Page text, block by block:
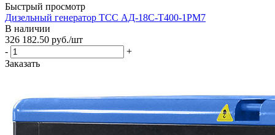
Быстрый просмотр
Дизельный генератор ТСС АД-18С-Т400-1РМ7
В наличии
326 182.50 руб./шт
-
+
Заказать